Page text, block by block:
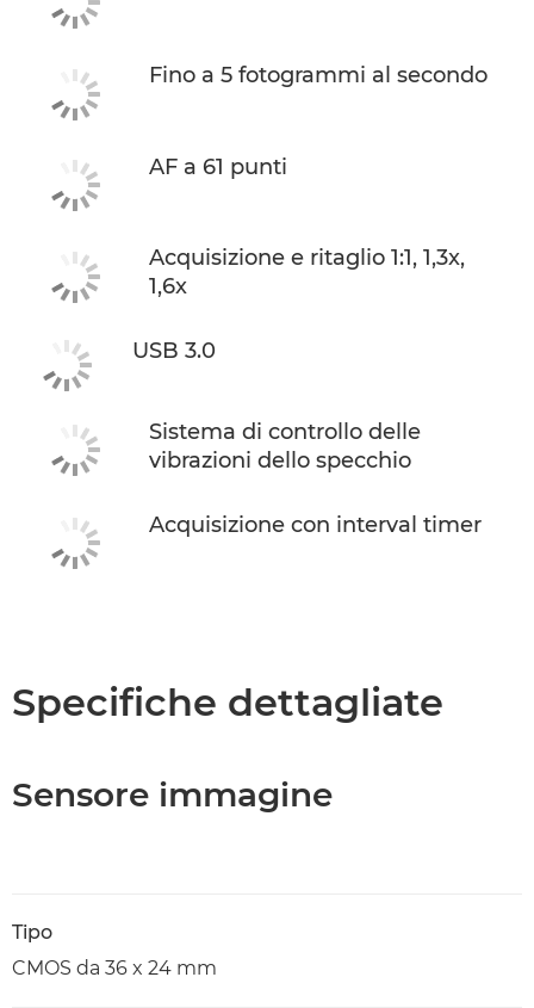
Fino a 5 fotogrammi al secondo
AF a 61 punti
Acquisizione e ritaglio 1:1, 1,3x,
1,6x
USB 3.0
Sistema di controllo delle
vibrazioni dello specchio
Acquisizione con interval timer
Specifiche dettagliate
Sensore immagine
Tipo
CMOS da 36 x 24 mm